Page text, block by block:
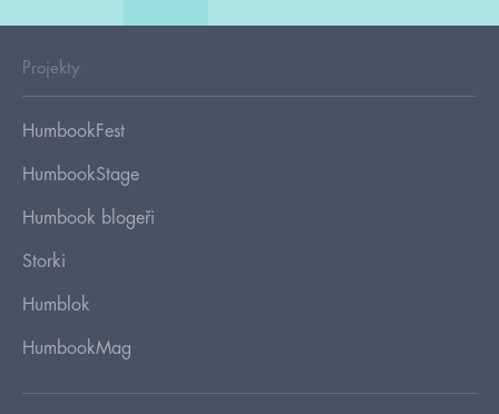
Projekty
HumbookFest
HumbookStage
Humbook blogeři
Storki
Humblok
HumbookMag